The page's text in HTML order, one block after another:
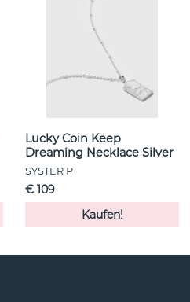
Lucky Coin Keep
Dreaming Necklace Silver
SYSTER P
€ 109
Kaufen!